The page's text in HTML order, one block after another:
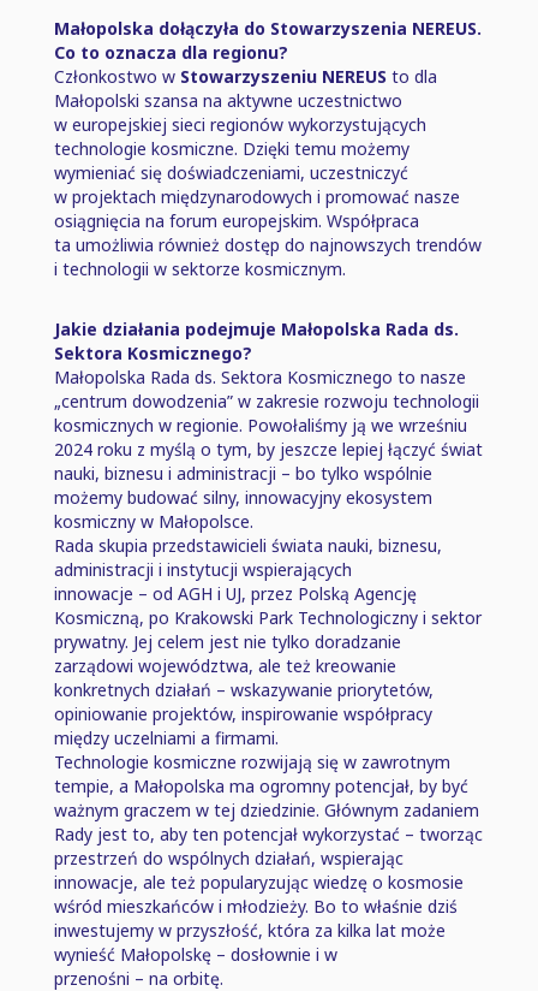
Małopolska dołączyła do Stowarzyszenia NEREUS.
Co to oznacza dla regionu?
Członkostwo w Stowarzyszeniu NEREUS to dla
Małopolski szansa na aktywne uczestnictwo
w europejskiej sieci regionów wykorzystujących
technologie kosmiczne. Dzięki temu możemy
wymieniać się doświadczeniami, uczestniczyć
w projektach międzynarodowych i promować nasze
osiągnięcia na forum europejskim. Współpraca
ta umożliwia również dostęp do najnowszych trendów
i technologii w sektorze kosmicznym.
Jakie działania podejmuje Małopolska Rada ds.
Sektora Kosmicznego?
Małopolska Rada ds. Sektora Kosmicznego to nasze
„centrum dowodzenia” w zakresie rozwoju technologii
kosmicznych w regionie. Powołaliśmy ją we wrześniu
2024 roku z myślą o tym, by jeszcze lepiej łączyć świat
nauki, biznesu i administracji ⁠–⁠ bo tylko wspólnie
możemy budować silny, innowacyjny ekosystem
kosmiczny w Małopolsce.
Rada skupia przedstawicieli świata nauki, biznesu,
administracji i instytucji wspierających
innowacje ⁠–⁠ od AGH i UJ, przez Polską Agencję
Kosmiczną, po Krakowski Park Technologiczny i sektor
prywatny. Jej celem jest nie tylko doradzanie
zarządowi województwa, ale też kreowanie
konkretnych działań ⁠–⁠ wskazywanie priorytetów,
opiniowanie projektów, inspirowanie współpracy
między uczelniami a firmami.
Technologie kosmiczne rozwijają się w zawrotnym
tempie, a Małopolska ma ogromny potencjał, by być
ważnym graczem w tej dziedzinie. Głównym zadaniem
Rady jest to, aby ten potencjał wykorzystać ⁠–⁠ tworząc
przestrzeń do wspólnych działań, wspierając
innowacje, ale też popularyzując wiedzę o kosmosie
wśród mieszkańców i młodzieży. Bo to właśnie dziś
inwestujemy w przyszłość, która za kilka lat może
wynieść Małopolskę ⁠–⁠ dosłownie i w
przenośni ⁠–⁠ na orbitę.